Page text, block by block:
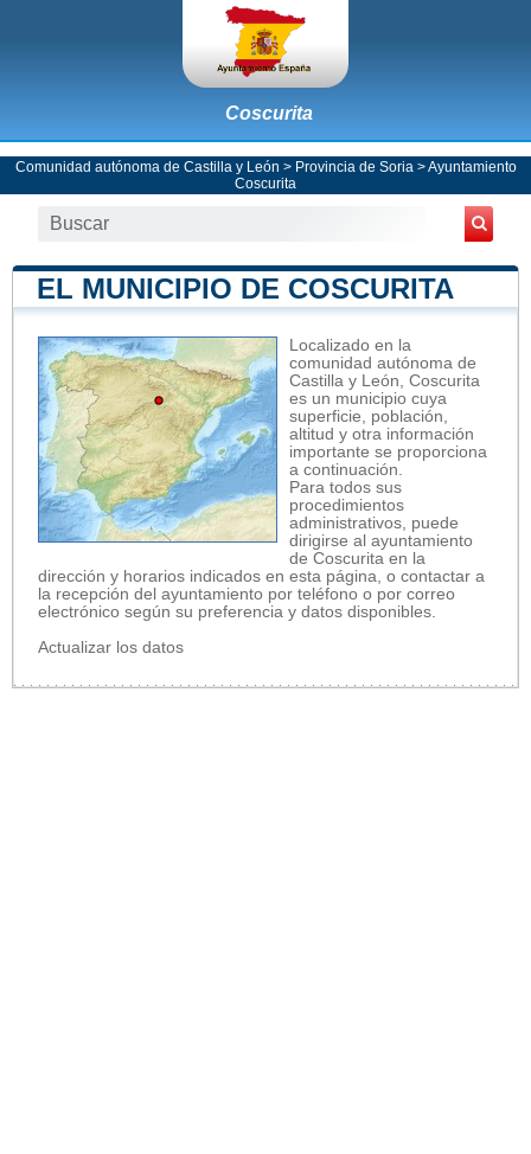
Coscurita
Comunidad autónoma de Castilla y León > Provincia de Soria >Ayuntamiento
Coscurita
EL MUNICIPIO DE COSCURITA
Localizado en la
comunidad autónoma de
Castilla y León, Coscurita
es un municipio cuya
superficie, población,
altitud y otra información
importante se proporciona
a continuación.
Para todos sus
procedimientos
administrativos, puede
dirigirse al ayuntamiento
de Coscurita en la
dirección y horarios indicados en esta página, o contactar a
la recepción del ayuntamiento por teléfono o por correo
electrónico según su preferencia y datos disponibles.
Actualizar los datos